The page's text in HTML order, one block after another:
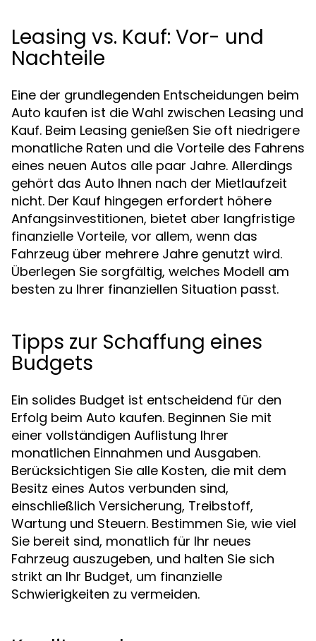
Leasing vs. Kauf: Vor- und
Nachteile
Eine der grundlegenden Entscheidungen beim
Auto kaufen ist die Wahl zwischen Leasing und
Kauf. Beim Leasing genießen Sie oft niedrigere
monatliche Raten und die Vorteile des Fahrens
eines neuen Autos alle paar Jahre. Allerdings
gehört das Auto Ihnen nach der Mietlaufzeit
nicht. Der Kauf hingegen erfordert höhere
Anfangsinvestitionen, bietet aber langfristige
finanzielle Vorteile, vor allem, wenn das
Fahrzeug über mehrere Jahre genutzt wird.
Überlegen Sie sorgfältig, welches Modell am
besten zu Ihrer finanziellen Situation passt.
Tipps zur Schaffung eines
Budgets
Ein solides Budget ist entscheidend für den
Erfolg beim Auto kaufen. Beginnen Sie mit
einer vollständigen Auflistung Ihrer
monatlichen Einnahmen und Ausgaben.
Berücksichtigen Sie alle Kosten, die mit dem
Besitz eines Autos verbunden sind,
einschließlich Versicherung, Treibstoff,
Wartung und Steuern. Bestimmen Sie, wie viel
Sie bereit sind, monatlich für Ihr neues
Fahrzeug auszugeben, und halten Sie sich
strikt an Ihr Budget, um finanzielle
Schwierigkeiten zu vermeiden.